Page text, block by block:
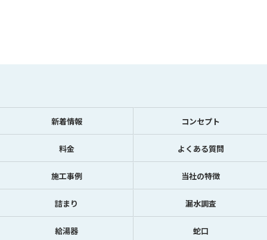
新着情報 コンセプト
料金 よくある質問
施工事例 当社の特徴
詰まり 漏水調査
給湯器 蛇口